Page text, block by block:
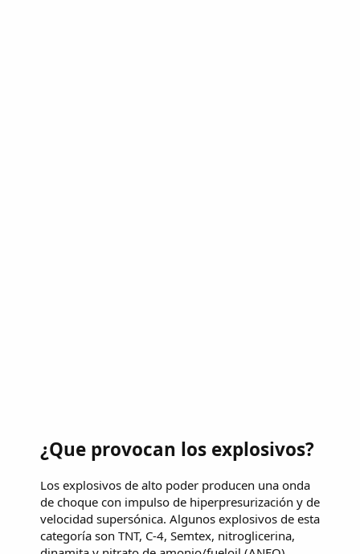
¿Que provocan los explosivos?
Los explosivos de alto poder producen una onda
de choque con impulso de hiperpresurización y de
velocidad supersónica. Algunos explosivos de esta
categoría son TNT, C-4, Semtex, nitroglicerina,